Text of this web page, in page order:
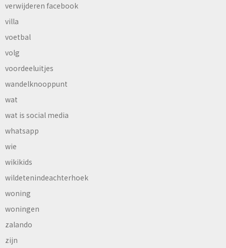
verwijderen facebook
villa
voetbal
volg
voordeeluitjes
wandelknooppunt
wat
wat is social media
whatsapp
wie
wikikids
wildetenindeachterhoek
woning
woningen
zalando
zijn